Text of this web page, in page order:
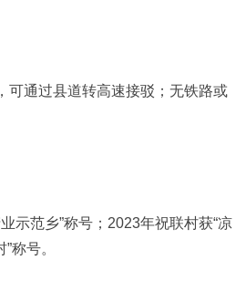
可通过县道转高速接驳；无铁路或
示范乡”称号；2023年祝联村获“凉
称号。